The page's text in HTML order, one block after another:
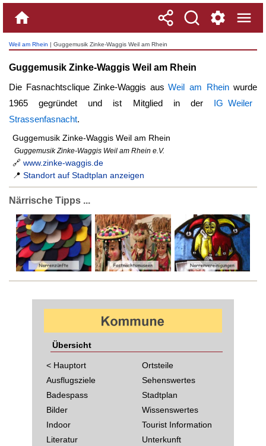
Weil am Rhein | Guggemusik Zinke-Waggis Weil am Rhein
Guggemusik Zinke-Waggis Weil am Rhein
Die Fasnachtsclique Zinke-Waggis ausWeil am Rhein wurde
1965 gegründet und ist Mitglied in der IG Weiler
Strassenfasnacht.
Guggemusik Zinke-Waggis Weil am Rhein
Guggemusik Zinke-Waggis Weil am Rhein e.V.
🔗 www.zinke-waggis.de
📍 Standort auf Stadtplan anzeigen
Närrische Tipps ...
Übersicht
< Hauptort
Ausflugsziele
Badespass
Bilder
Indoor
Literatur
Ortsteile
Sehenswertes
Stadtplan
Wissenswertes
Tourist Information
Unterkunft